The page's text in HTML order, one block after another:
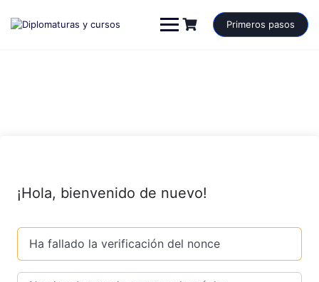
contenido
Primeros pasos
¡Hola, bienvenido de nuevo!
Ha fallado la verificación del nonce